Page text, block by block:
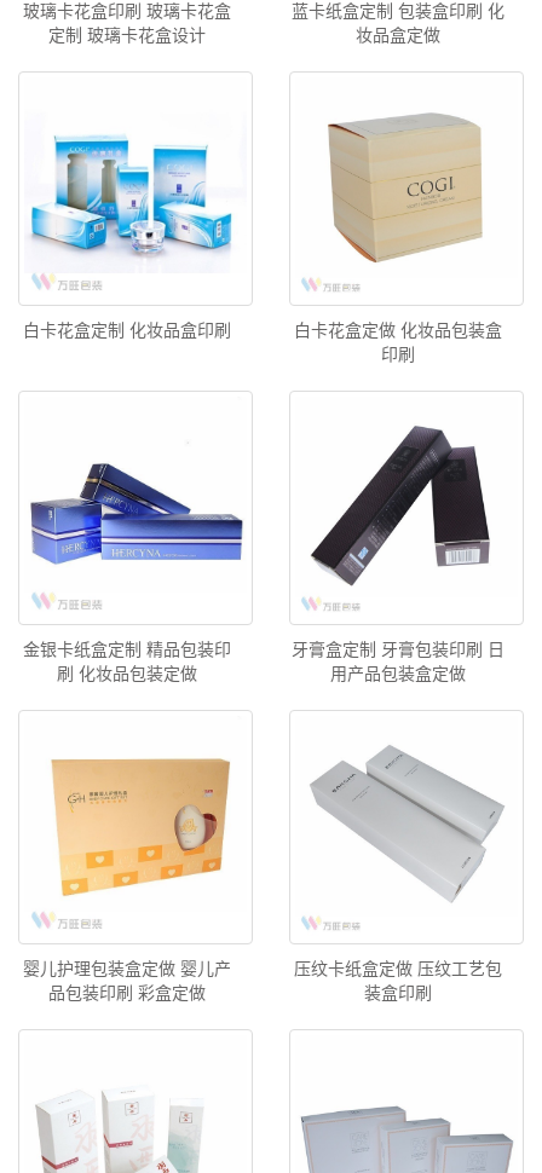
玻璃卡花盒印刷 玻璃卡花盒
定制 玻璃卡花盒设计
蓝卡纸盒定制 包装盒印刷 化
妆品盒定做
白卡花盒定制 化妆品盒印刷
白卡花盒定做 化妆品包装盒
印刷
金银卡纸盒定制 精品包装印
刷 化妆品包装定做
牙膏盒定制 牙膏包装印刷 日
用产品包装盒定做
婴儿护理包装盒定做 婴儿产
品包装印刷 彩盒定做
压纹卡纸盒定做 压纹工艺包
装盒印刷